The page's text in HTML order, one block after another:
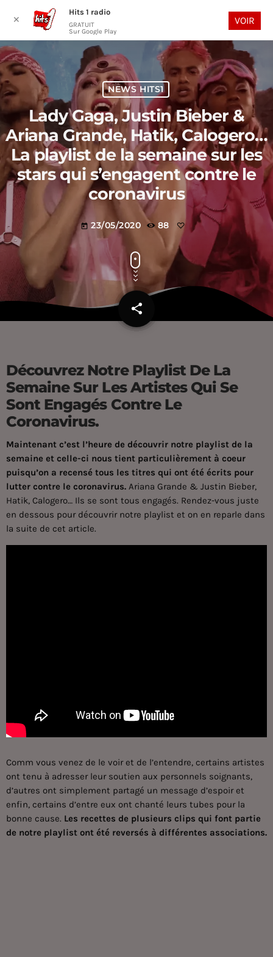
play_arrow
NEWS HITS1
Lady Gaga, Justin Bieber &
Ariana Grande, Hatik, Calogero…
La playlist de la semaine sur les
stars qui s’engagent contre le
coronavirus
today 23/05/2020 88
share
email
Découvrez Notre Playlist De La
Semaine Sur Les Artistes Qui Se
Sont Engagés Contre Le
Coronavirus.
Maintenant c’est l’heure de découvrir notre playlist de la
semaine et celle-ci nous tient particulièrement à coeur
puisqu’on a recensé tous les titres qui ont été écrits pour
lutter contre le coronavirus. Ariana Grande & Justin Bieber,
Hatik, Calogero… Ils se sont tous engagés. Rendez-vous juste
en dessous pour découvrir notre playlist et on en reparle dans
la suite de cet article.
Comm vous venez de le voir et de l’entendre, certains artistes
ont tenu à adresser leur soutien aux personnels soignants,
d’autres ont simplement partagé un message d’espoir et
enfin, certains d’entre eux ont chanté leurs tubes pour la
bonne cause. Les recettes de plusieurs clips qui font partie
de notre playlist ont été reversés à différentes associations.
✕
Hits 1 radio
GRATUIT
Sur Google Play
VOIR